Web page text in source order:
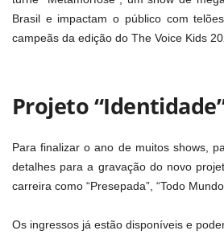
Brasil e impactam o público com
campeãs da edição do The Voice Kids
Projeto
Para finalizar o ano de muitos shows,
detalhes para a gravação do novo
carreira como “Presepada”, “Todo
Os ingressos já estão disponíveis e